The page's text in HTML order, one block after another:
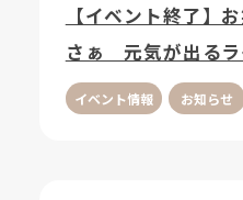
【イベント終了】
さぁ 元気が出る
イベント情報 お知らせ